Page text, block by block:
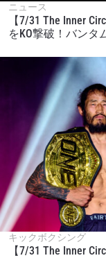
ニュース
【7/31 The Inner
をKO撃破！バンタ
キックボクシング
【7/31 The Inner